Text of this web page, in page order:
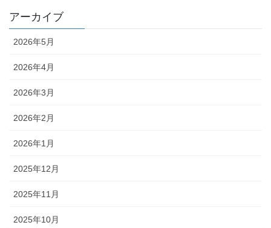
アーカイブ
2026年5月
2026年4月
2026年3月
2026年2月
2026年1月
2025年12月
2025年11月
2025年10月